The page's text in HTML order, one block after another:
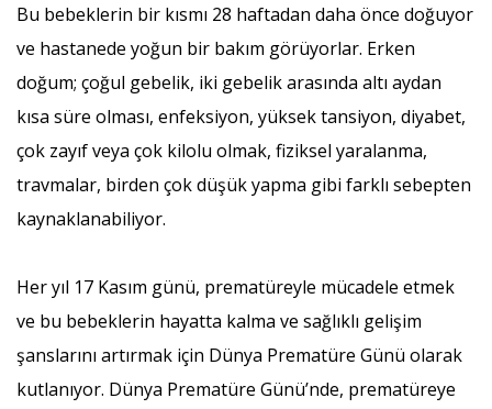
Bu bebeklerin bir kısmı 28 haftadan daha önce doğuyor
ve hastanede yoğun bir bakım görüyorlar. Erken
doğum; çoğul gebelik, iki gebelik arasında altı aydan
kısa süre olması, enfeksiyon, yüksek tansiyon, diyabet,
çok zayıf veya çok kilolu olmak, fiziksel yaralanma,
travmalar, birden çok düşük yapma gibi farklı sebepten
kaynaklanabiliyor.
Her yıl 17 Kasım günü, prematüreyle mücadele etmek
ve bu bebeklerin hayatta kalma ve sağlıklı gelişim
şanslarını artırmak için Dünya Prematüre Günü olarak
kutlanıyor. Dünya Prematüre Günü’nde, prematüreye